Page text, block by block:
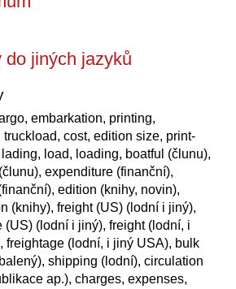
do jiných jazyků
embarkation, printing,
truckload, cost, edition size, print-
load, loading, boatful (člunu),
expenditure (finanční),
edition (knihy, novin),
(knihy), freight (US) (lodní i jiný),
(US) (lodní i jiný), freight (lodní, i
freightage (lodní, i jiný USA), bulk
shipping (lodní), circulation
ap.), charges, expenses,